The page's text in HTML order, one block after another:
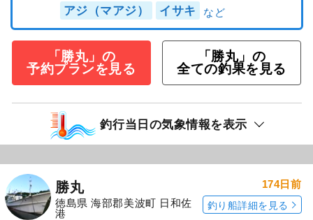
アジ（マアジ） イサキ
「勝丸」の
予約プランを見る
「勝丸」の
全ての釣果を見る
釣行当日の気象情報を表示
勝丸
徳島県 海部郡美波町 日和佐
港
174日前
釣り船詳細を見る